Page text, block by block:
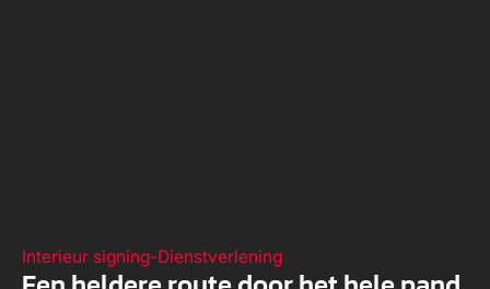
Interieur signing-Dienstverlening